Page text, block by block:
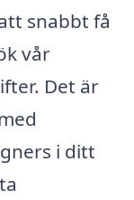
snabbt få
vår
Det är
i ditt